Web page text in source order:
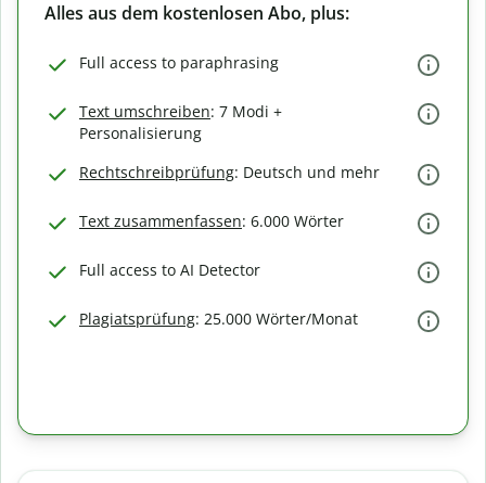
Alles aus dem kostenlosen Abo, plus:
Full access to paraphrasing
Text umschreiben: 7 Modi +
Personalisierung
Rechtschreibprüfung: Deutsch und mehr
Text zusammenfassen: 6.000 Wörter
Full access to AI Detector
Plagiatsprüfung: 25.000 Wörter/Monat